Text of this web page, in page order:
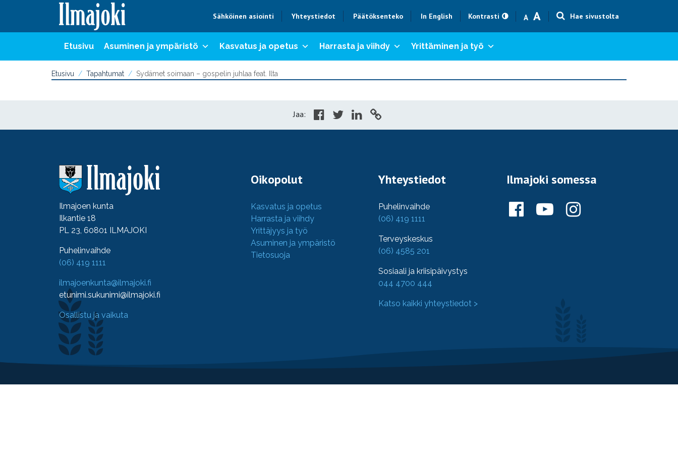
Sähköinen asiointi Yhteystiedot Päätöksenteko In English Kontrasti A
Text size smaller
AText size bigger
Hae sivustolta
Etusivu Asuminen ja ympäristö Kasvatus ja opetus Harrasta ja viihdy Yrittäminen ja työ
Etusivu Tapahtumat Sydämet soimaan – gospelin juhlaa feat. Ilta
Jaa:
Ilmajoen kunta
Ilkantie 18
PL 23, 60801 ILMAJOKI
Puhelinvaihde
(06) 419 1111
ilmajoenkunta@ilmajoki.fi
etunimi.sukunimi@ilmajoki.fi
Osallistu ja vaikuta
Oikopolut
Kasvatus ja opetus
Harrasta ja viihdy
Yrittäjyys ja työ
Asuminen ja ympäristö
Tietosuoja
Yhteystiedot
Puhelinvaihde
(06) 419 1111
Terveyskeskus
(06) 4585 201
Sosiaali ja kriisipäivystys
044 4700 444
Katso kaikki yhteystiedot >
Ilmajoki somessa